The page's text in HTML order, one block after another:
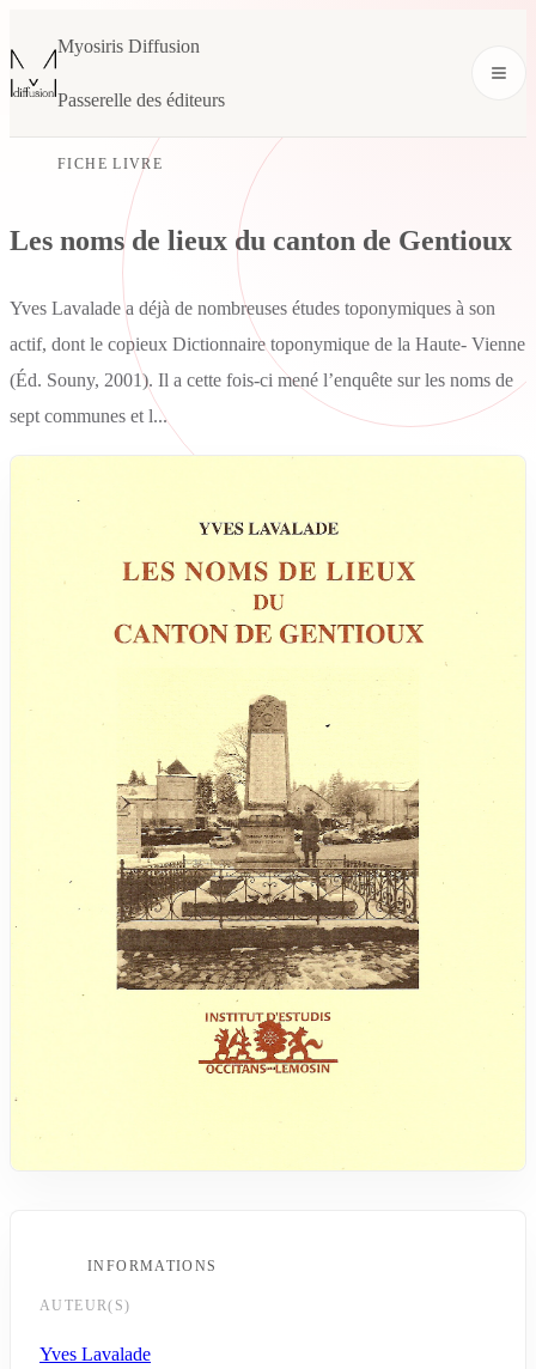
Myosiris Diffusion
Passerelle des éditeurs
FICHE LIVRE
Les noms de lieux du canton de Gentioux
Yves Lavalade a déjà de nombreuses études toponymiques à son
actif, dont le copieux Dictionnaire toponymique de la Haute- Vienne
(Éd. Souny, 2001). Il a cette fois-ci mené l’enquête sur les noms de
sept communes et l...
INFORMATIONS
AUTEUR(S)
Yves Lavalade